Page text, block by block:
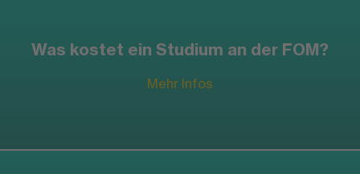
Was kostet ein Studium an der FOM?
Mehr Infos